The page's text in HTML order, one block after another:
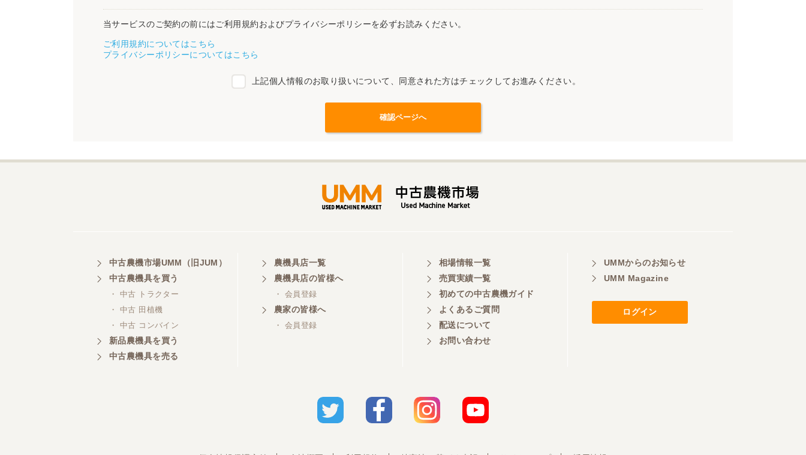
当サービスのご契約の前にはご利用規約およびプライバシーポリシーを必ずお読みください。
ご利用規約についてはこちら
プライバシーポリシーについてはこちら
上記個人情報のお取り扱いについて、同意された方はチェックしてお進みください。
中古農機市場UMM（旧JUM）
中古農機具を買う
・ 中古 トラクター
・ 中古 田植機
・ 中古 コンバイン
新品農機具を買う
中古農機具を売る
農機具店一覧
農機具店の皆様へ
・ 会員登録
農家の皆様へ
・ 会員登録
相場情報一覧
売買実績一覧
初めての中古農機ガイド
よくあるご質問
配送について
お問い合わせ
UMMからのお知らせ
UMM Magazine
ログイン